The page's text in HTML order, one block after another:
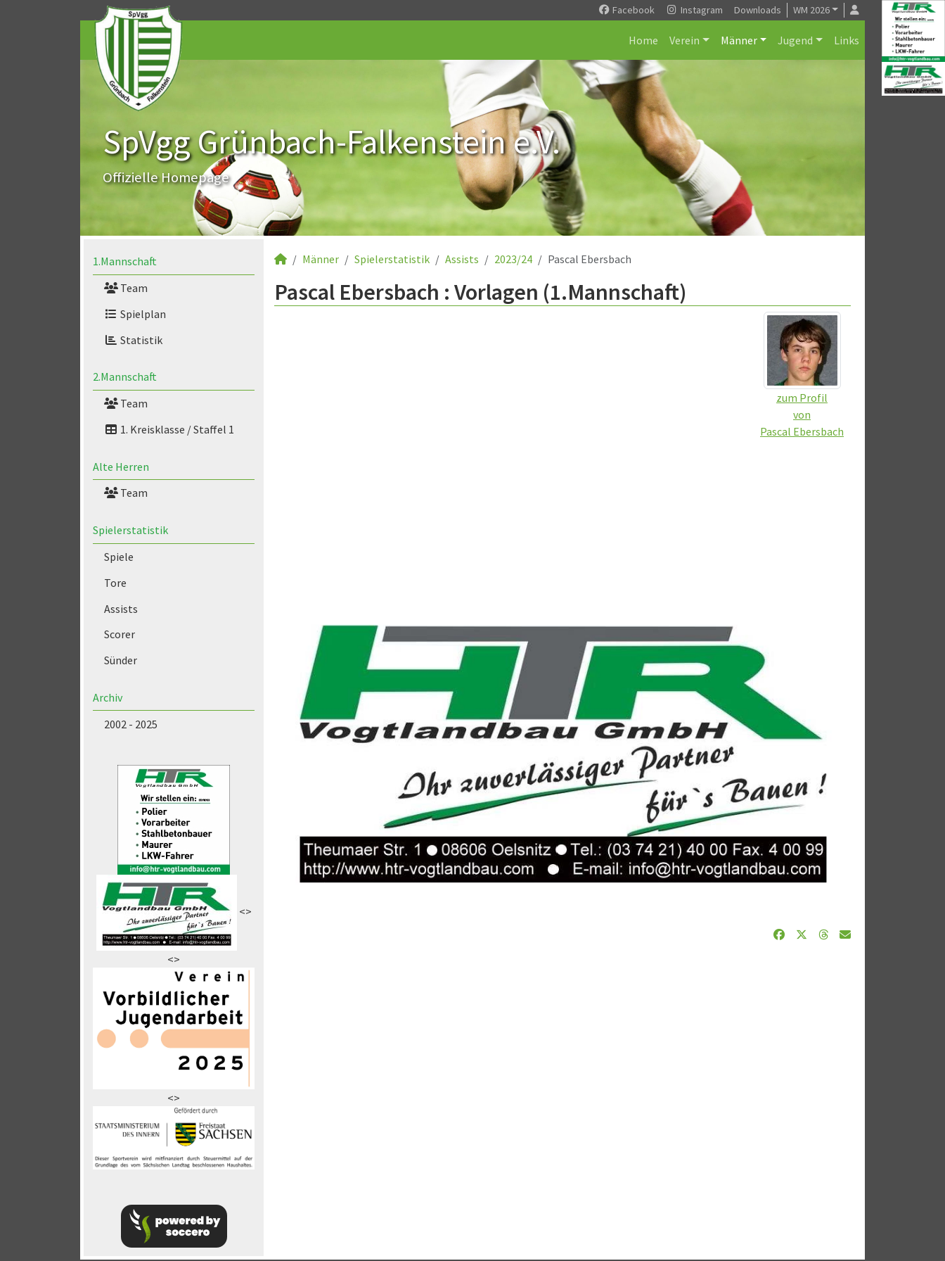
Facebook Instagram Downloads WM 2026
Home Verein Männer Jugend Links
SpVgg Grünbach-Falkenstein e.V.
Offizielle Homepage
1.Mannschaft
Team
Spielplan
Statistik
2.Mannschaft
Team
1. Kreisklasse / Staffel 1
Alte Herren
Team
Spielerstatistik
Spiele
Tore
Assists
Scorer
Sünder
Archiv
2002 - 2025
<>
<>
<>
Männer Spielerstatistik Assists 2023/24 Pascal Ebersbach
Pascal Ebersbach : Vorlagen (1.Mannschaft)
zum Profil
von
Pascal Ebersbach